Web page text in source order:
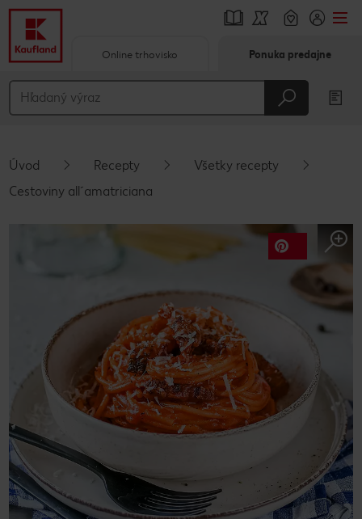
Hlavný obsah
Vyskakovací bočný panel
Online trhovisko Ponuka predajne
Úvod Recepty
Všetky recepty
Cestoviny all´amatriciana